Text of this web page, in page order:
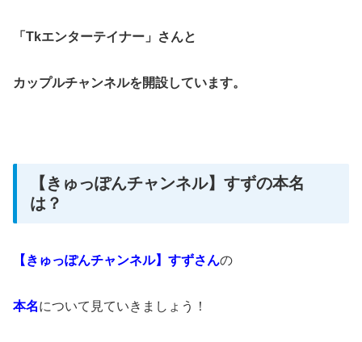
「Tkエンターテイナー」さんと
カップルチャンネルを開設しています。
【きゅっぽんチャンネル】すずの本名
は？
【きゅっぽんチャンネル】すずさんの
本名について見ていきましょう！